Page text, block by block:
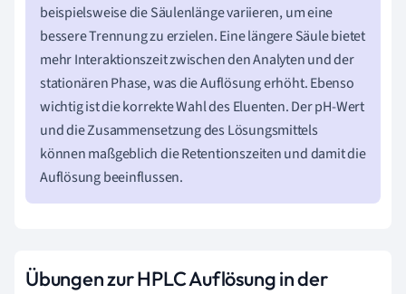
beispielsweise die Säulenlänge variieren, um eine
bessere Trennung zu erzielen. Eine längere Säule bietet
mehr Interaktionszeit zwischen den Analyten und der
stationären Phase, was die Auflösung erhöht. Ebenso
wichtig ist die korrekte Wahl des Eluenten. Der pH-Wert
und die Zusammensetzung des Lösungsmittels
können maßgeblich die Retentionszeiten und damit die
Auflösung beeinflussen.
Übungen zur HPLC Auflösung in der